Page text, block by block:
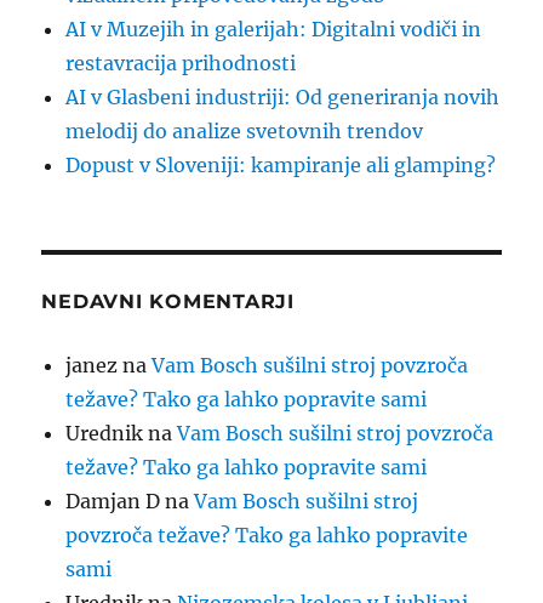
AI v Muzejih in galerijah: Digitalni vodiči in
restavracija prihodnosti
AI v Glasbeni industriji: Od generiranja novih
melodij do analize svetovnih trendov
Dopust v Sloveniji: kampiranje ali glamping?
NEDAVNI KOMENTARJI
janez naVam Bosch sušilni stroj povzroča
težave? Tako ga lahko popravite sami
Urednik naVam Bosch sušilni stroj povzroča
težave? Tako ga lahko popravite sami
Damjan D naVam Bosch sušilni stroj
povzroča težave? Tako ga lahko popravite
sami